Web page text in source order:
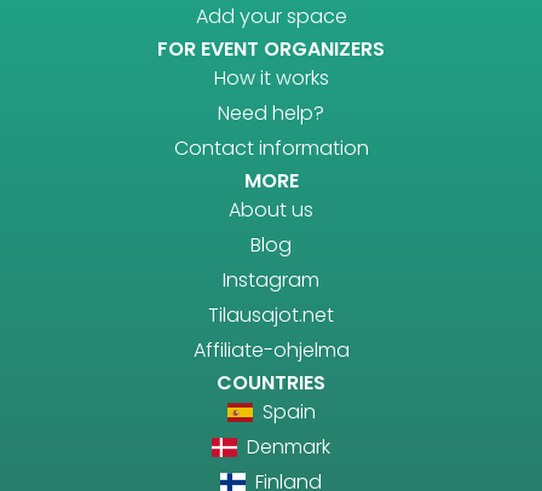
Add your space
FOR EVENT ORGANIZERS
How it works
Need help?
Contact information
MORE
About us
Blog
Instagram
Tilausajot.net
Affiliate-ohjelma
COUNTRIES
Spain
Denmark
Finland